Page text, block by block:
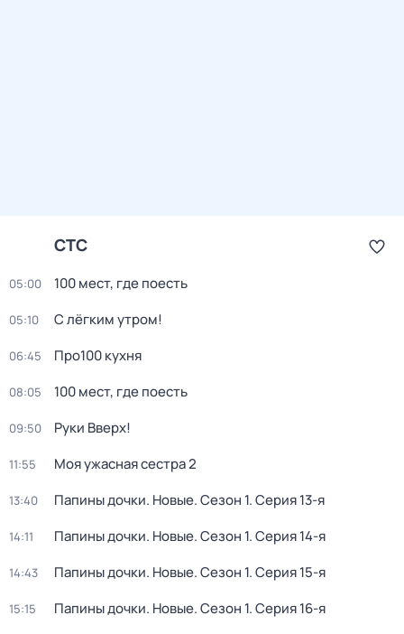
СТС
05:00 100 мест, где поесть
05:10 С лёгким утром!
06:45 Про100 кухня
08:05 100 мест, где поесть
09:50 Руки Вверх!
11:55 Моя ужасная сестра 2
13:40 Папины дочки. Новые. Сезон 1. Серия 13-я
14:11 Папины дочки. Новые. Сезон 1. Серия 14-я
14:43 Папины дочки. Новые. Сезон 1. Серия 15-я
15:15 Папины дочки. Новые. Сезон 1. Серия 16-я